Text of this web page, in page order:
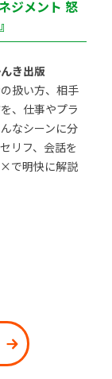
ジメント 怒
き出版
扱い方、相手
、仕事やプラ
なシーンに分
リフ、会話を
で明快に解説